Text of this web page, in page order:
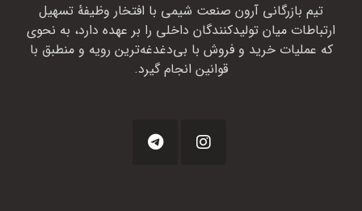
تیم بازرگانی آرون صنعت شیمی با افتخار وظیفهٔ تسهیل
ارتباطات میان تولیدکنندگان داخلی را بر عهده دارد، به نحوی
که عملیات خرید و فروش با بی‌دغدغه‌ترین رویه و منطبق با
قوانین انجام گیرد.